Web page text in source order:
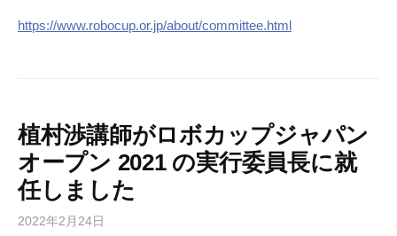
https://www.robocup.or.jp/about/committee.html
植村渉講師がロボカップジャパン
オープン 2021 の実行委員長に就
任しました
2022年2月24日